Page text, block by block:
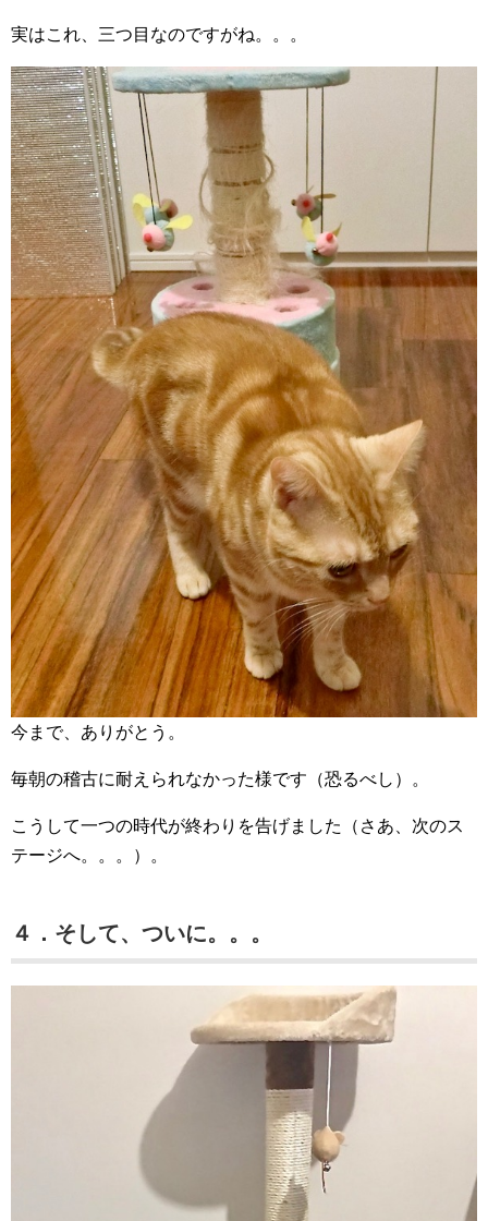
実はこれ、三つ目なのですがね。。。
今まで、ありがとう。
毎朝の稽古に耐えられなかった様です（恐るべし）。
こうして一つの時代が終わりを告げました（さあ、次のス
テージへ。。。）。
４．そして、ついに。。。